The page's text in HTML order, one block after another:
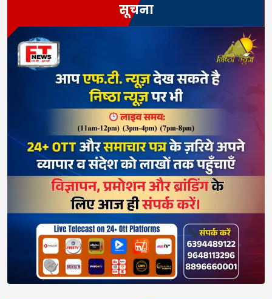
सूचना